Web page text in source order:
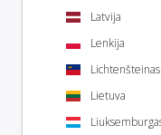
Latvija
Lenkija
Lichtenšteinas
Lietuva